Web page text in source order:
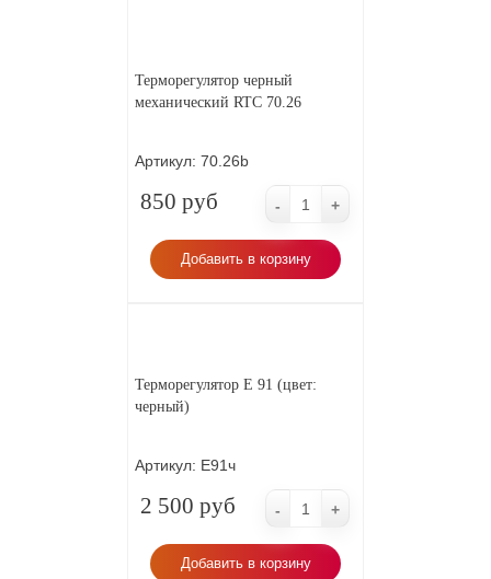
Терморегулятор черный
механический RTC 70.26
Артикул: 70.26b
850 руб - +
Добавить в корзину
Терморегулятор Е 91 (цвет:
черный)
Артикул: Е91ч
2 500 руб - +
Добавить в корзину